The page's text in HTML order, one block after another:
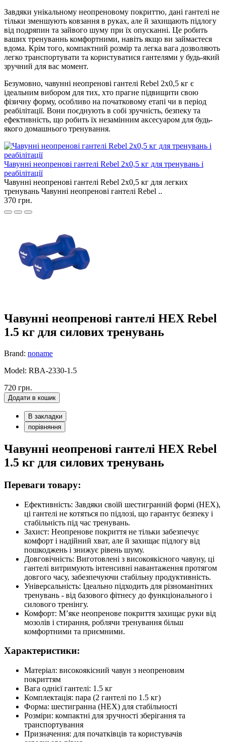
Завдяки унікальному неопреновому покриттю, дані гантелі не
тільки зменшують ковзання в руках, але й захищають підлогу
від подряпин та зайвого шуму при їх опусканні. Це робить
ваших тренуваннь комфортними, навіть якщо ви займаєтеся
вдома. Крім того, компактний розмір та легка вага дозволяють
легко транспортувати та користуватися гантелями у будь-який
зручний для вас момент.
Безумовно, чавунні неопренові гантелі Rebel 2х0,5 кг є
ідеальним вибором для тих, хто прагне підвищити свою
фізичну форму, особливо на початковому етапі чи в період
реабілітації. Вони поєднують в собі зручність, безпеку та
ефективність, що робить їх незамінним аксесуаром для будь-
якого домашнього тренування.
Чавунні неопренові гантелі Rebel 2х0,5 кг для тренувань і
реабілітації
Чавунні неопренові гантелі Rebel 2х0,5 кг для легких
тренувань Чавунні неопренові гантелі Rebel ..
370 грн.
Чавунні неопренові гантелі HEX Rebel
1.5 кг для силових тренувань
Brand: noname
Model: RBA-2330-1.5
720 грн.
Додати в кошик
В закладки
порівняння
Чавунні неопренові гантелі HEX Rebel
1.5 кг для силових тренувань
Переваги товару:
Ефективність: Завдяки своїй шестигранній формі (HEX),
ці гантелі не котяться по підлозі, що гарантує безпеку і
стабільність під час тренувань.
Захист: Неопренове покриття не тільки забезпечує
комфорт і надійний хват, але й захищає підлогу від
пошкоджень і знижує рівень шуму.
Довговічність: Виготовлені з високоякісного чавуну, ці
гантелі витримують інтенсивні навантаження протягом
довгого часу, забезпечуючи стабільну продуктивність.
Універсальність: Ідеально підходить для різноманітних
тренувань - від базового фітнесу до функціонального і
силового тренінгу.
Комфорт: М’яке неопренове покриття захищає руки від
мозолів і стирання, роблячи тренування більш
комфортними та приємними.
Характеристики:
Матеріал: високоякісний чавун з неопреновим
покриттям
Вага однієї гантелі: 1.5 кг
Комплектація: пара (2 гантелі по 1.5 кг)
Форма: шестигранна (HEX) для стабільності
Розміри: компактні для зручності зберігання та
транспортування
Призначення: для початківців та користувачів